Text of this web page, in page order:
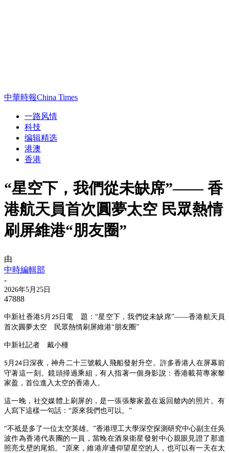
中華時報China Times
一路风情
科技
编辑精选
港澳
香港
“星空下，我們從未缺席”—— 香
港航天員首次圓夢太空 民眾熱情
刷屏維港“朋友圈”
由
中時編輯部
-
2026年5月25日
47888
中新社香港5 月 25日電 題：“星空下，我們從未缺席”——香港航天員
首次圓夢太空 民眾熱情刷屏維港“朋友圈”
中新社記者 戴小橦
5 月 24 日深夜，神舟二十三號載人飛船發射升空。許多香港人在屏幕前
守著這一刻。鏡頭掃過乘組，有人指著一個身影說：香港載荷專家黎
家盈，首位進入太空的香港人。
這一晚，社交媒體上刷屏的，是一張張黎家盈在返回艙內的照片。有
人寫下這樣一句話： “原來我們也可以。”
“不祗是多了一位太空英雄。”香港理工大學深空探測研究中心副主任吳
波作為香港代表團的一員，當晚在酒泉衛星發射中心親眼見證了那道
照亮戈壁的尾焰。“原來，維港岸邊仰望星空的人，也可以有一天在太